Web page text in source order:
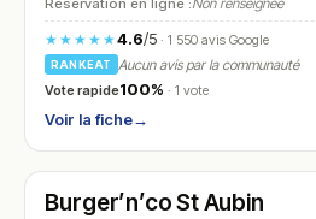
Réservation en ligne :Non renseignée
★★★★★4.6/5· 1 550 avis Google
RANKEAT
Aucun avis par la communauté
Vote rapide100% · 1 vote
Voir la fiche→
N° 26
Burger’n’co St Aubin